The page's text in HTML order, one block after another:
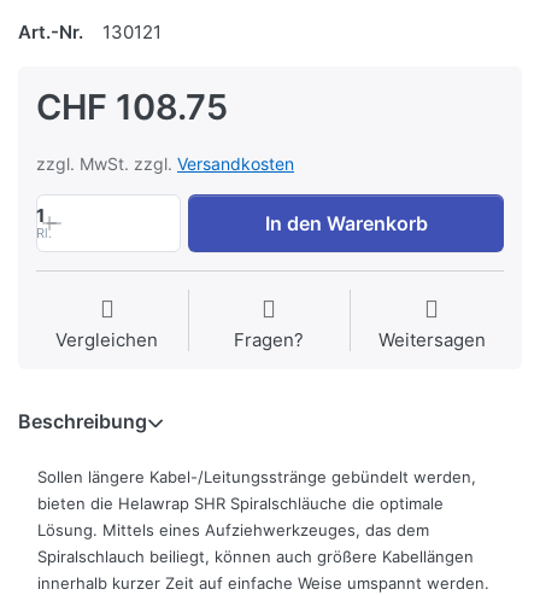
Art.-Nr.
130121
CHF 108.75
zzgl. MwSt. zzgl. Versandkosten
1
Rl. In den Warenkorb
Vergleichen Fragen? Weitersagen
Beschreibung
Sollen längere Kabel-/Leitungsstränge gebündelt werden,
bieten die Helawrap SHR Spiralschläuche die optimale
Lösung. Mittels eines Aufziehwerkzeuges, das dem
Spiralschlauch beiliegt, können auch größere Kabellängen
innerhalb kurzer Zeit auf einfache Weise umspannt werden.